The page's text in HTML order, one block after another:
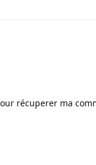
récuperer ma